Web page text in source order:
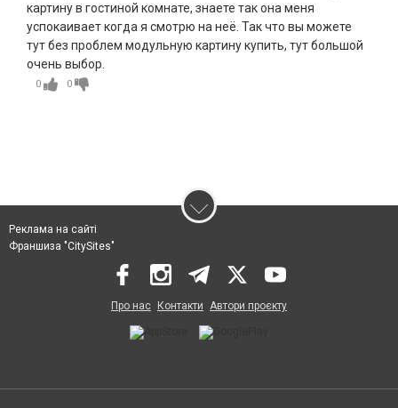
картину в гостиной комнате, знаете так она меня
успокаивает когда я смотрю на неё. Так что вы можете
тут без проблем модульную картину купить, тут большой
очень выбор.
0 0
Реклама на сайті
Франшиза "CitySites"
Про нас Контакти Автори проєкту